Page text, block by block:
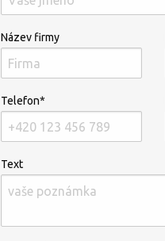
Název firmy
Telefon*
Text